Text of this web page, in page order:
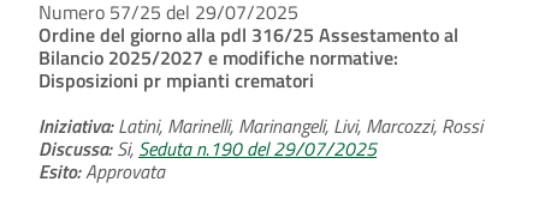
Numero 57/25 del 29/07/2025
Ordine del giorno alla pdl 316/25 Assestamento al
Bilancio 2025/2027 e modifiche normative:
Disposizioni pr mpianti crematori
Iniziativa:Latini, Marinelli, Marinangeli, Livi, Marcozzi, Rossi
Discussa:Si, Seduta n.190 del 29/07/2025
Esito:Approvata